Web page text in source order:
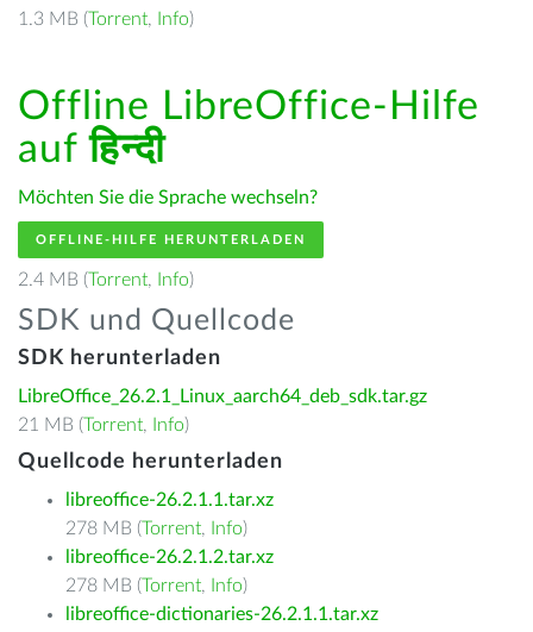
1.3 MB (Torrent, Info)
Offline LibreOffice-Hilfe
aufहिन्दी
Möchten Sie die Sprache wechseln?
OFFLINE-HILFE HERUNTERLADEN
2.4 MB (Torrent, Info)
SDK und Quellcode
SDK herunterladen
LibreOffice_26.2.1_Linux_aarch64_deb_sdk.tar.gz
21 MB (Torrent, Info)
Quellcode herunterladen
libreoffice-26.2.1.1.tar.xz
278 MB (Torrent, Info)
libreoffice-26.2.1.2.tar.xz
278 MB (Torrent, Info)
libreoffice-dictionaries-26.2.1.1.tar.xz